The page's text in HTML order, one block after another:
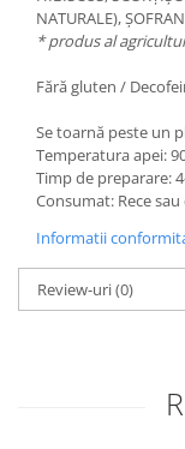
NATURALE),
* produs al
Fără gluten /
Se toarnă peste un
Temperatura apei:
Timp de preparare:
Consumat: Rece sau
Informatii
Review-uri(0)